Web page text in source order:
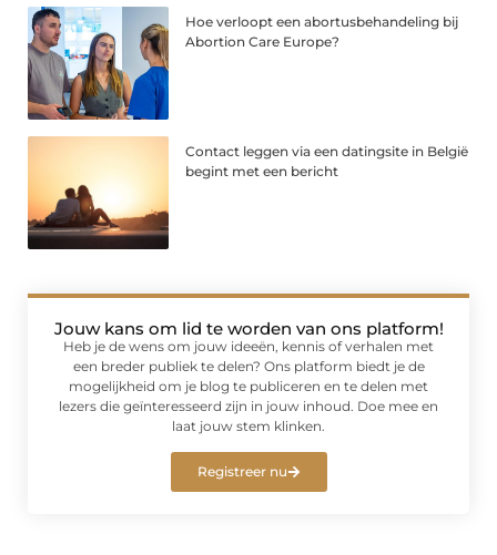
Hoe verloopt een abortusbehandeling bij
Abortion Care Europe?
Contact leggen via een datingsite in België
begint met een bericht
Jouw kans om lid te worden van ons platform!
Heb je de wens om jouw ideeën, kennis of verhalen met
een breder publiek te delen? Ons platform biedt je de
mogelijkheid om je blog te publiceren en te delen met
lezers die geïnteresseerd zijn in jouw inhoud. Doe mee en
laat jouw stem klinken.
Registreer nu